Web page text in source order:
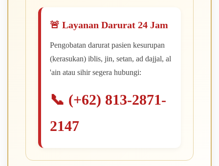
🚨 Layanan Darurat 24 Jam
Pengobatan darurat pasien kesurupan
(kerasukan) iblis, jin, setan, ad dajjal, al
'ain atau sihir segera hubungi:
📞 (+62) 813-2871-
2147